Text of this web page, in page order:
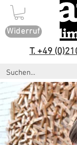
Widerruf
T. +49